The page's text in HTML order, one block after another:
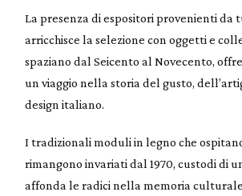
La presenza di espositori provenienti da
arricchisce la selezione con oggetti e
spaziano dal Seicento al Novecento,
un viaggio nella storia del gusto,
design italiano.
I tradizionali moduli in legno che
rimangono invariati dal 1970, custodi di
affonda le radici nella memoria